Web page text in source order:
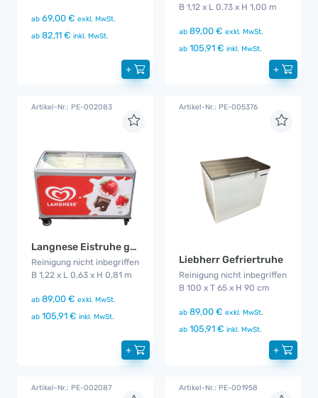
ab 69,00 € exkl. MwSt.
ab 82,11 € inkl. MwSt.
+
B 1,12 x L 0,73 x H 1,00 m
ab 89,00 € exkl. MwSt.
ab 105,91 € inkl. MwSt.
+
Artikel-Nr.: PE-002083
Langnese Eistruhe groß
Reinigung nicht inbegriffen
B 1,22 x L 0,63 x H 0,81 m
ab 89,00 € exkl. MwSt.
ab 105,91 € inkl. MwSt.
+
Artikel-Nr.: PE-005376
Liebherr Gefriertruhe
Reinigung nicht inbegriffen
B 100 x T 65 x H 90 cm
ab 89,00 € exkl. MwSt.
ab 105,91 € inkl. MwSt.
+
Artikel-Nr.: PE-002087 Artikel-Nr.: PE-001958